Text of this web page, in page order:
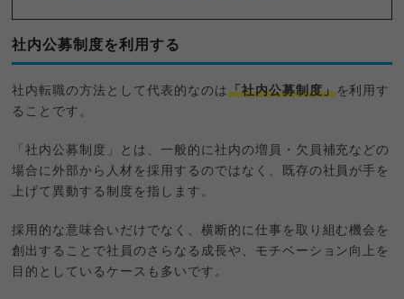
社内公募制度を利用する
社内転職の方法として代表的なのは「社内公募制度」を利用す
ることです。
「社内公募制度」とは、一般的に社内の増員・欠員補充などの
場合に外部から人材を採用するのではなく、既存の社員が手を
上げて異動する制度を指します。
採用的な意味合いだけでなく、横断的に仕事を取り組む機会を
創出することで社員のさらなる成長や、モチベーション向上を
目的としているケースも多いです。